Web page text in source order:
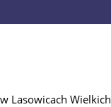
w Lasowicach Wielkich